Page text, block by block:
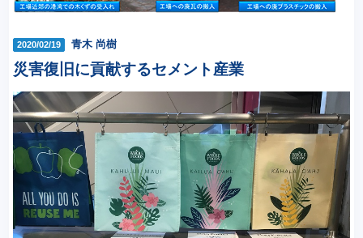
2020/02/19 青木 尚樹
災害復旧に貢献するセメント産業